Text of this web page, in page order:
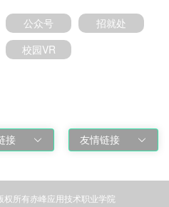
公众号
招就处
校园VR
接 友情链接
所有赤峰应用技术职业学院